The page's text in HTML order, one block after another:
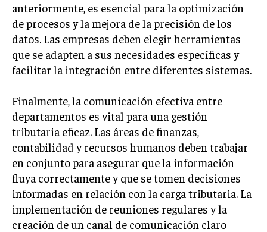
anteriormente, es esencial para la optimización
de procesos y la mejora de la precisión de los
datos. Las empresas deben elegir herramientas
que se adapten a sus necesidades específicas y
facilitar la integración entre diferentes sistemas.
Finalmente, la comunicación efectiva entre
departamentos es vital para una gestión
tributaria eficaz. Las áreas de finanzas,
contabilidad y recursos humanos deben trabajar
en conjunto para asegurar que la información
fluya correctamente y que se tomen decisiones
informadas en relación con la carga tributaria. La
implementación de reuniones regulares y la
creación de un canal de comunicación claro